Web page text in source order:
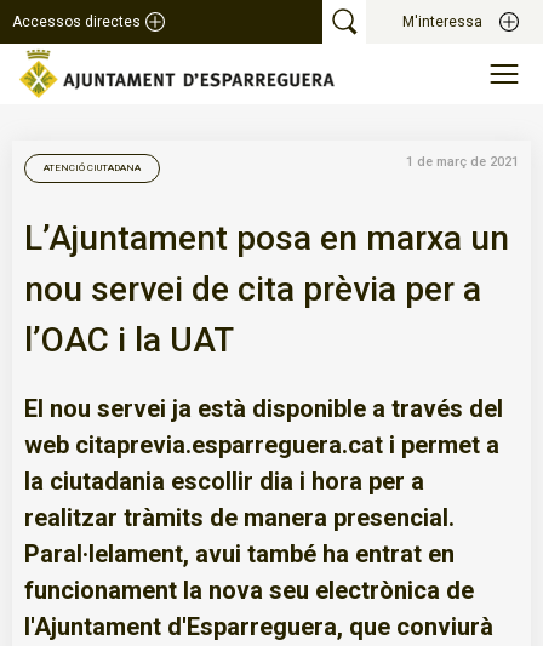
Accessos directes M'interessa
ATENCIÓ CIUTADANA 1 de març de 2021
L’Ajuntament posa en marxa un
nou servei de cita prèvia per a
l’OAC i la UAT
El nou servei ja està disponible a través del
web citaprevia.esparreguera.cat i permet a
la ciutadania escollir dia i hora per a
realitzar tràmits de manera presencial.
Paral·lelament, avui també ha entrat en
funcionament la nova seu electrònica de
l'Ajuntament d'Esparreguera, que conviurà